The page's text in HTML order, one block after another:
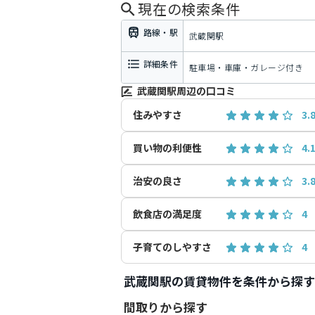
現在の検索条件
路線・駅 武蔵関駅
詳細条件 駐車場・車庫・ガレージ付き
武蔵関駅周辺の口コミ
住みやすさ
買い物の利便性
治安の良さ
飲食店の満足度 4
子育てのしやすさ 4
武蔵関駅の賃貸物件を条件から探す
間取りから探す